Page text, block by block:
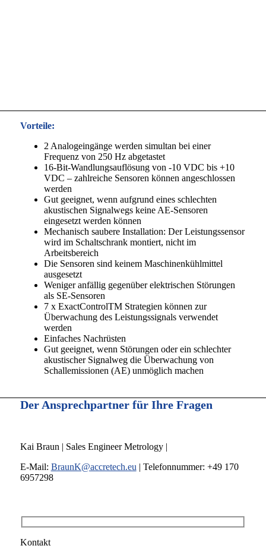
Vorteile:
2 Analogeingänge werden simultan bei einer
Frequenz von 250 Hz abgetastet
16-Bit-Wandlungsauflösung von -10 VDC bis +10
VDC – zahlreiche Sensoren können angeschlossen
werden
Gut geeignet, wenn aufgrund eines schlechten
akustischen Signalwegs keine AE-Sensoren
eingesetzt werden können
Mechanisch saubere Installation: Der Leistungssensor
wird im Schaltschrank montiert, nicht im
Arbeitsbereich
Die Sensoren sind keinem Maschinenkühlmittel
ausgesetzt
Weniger anfällig gegenüber elektrischen Störungen
als SE-Sensoren
7 x ExactControlTM Strategien können zur
Überwachung des Leistungssignals verwendet
werden
Einfaches Nachrüsten
Gut geeignet, wenn Störungen oder ein schlechter
akustischer Signalweg die Überwachung von
Schallemissionen (AE) unmöglich machen
Der Ansprechpartner für Ihre Fragen
Kai Braun | Sales Engineer Metrology |
E-Mail: BraunK@accretech.eu | Telefonnummer: +49 170
6957298
Kontakt